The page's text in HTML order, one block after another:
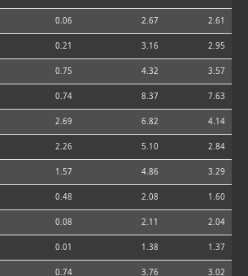
0.06 2.67 2.61
0.21 3.16 2.95
0.75 4.32 3.57
0.74 8.37 7.63
2.69 6.82 4.14
2.26 5.10 2.84
1.57 4.86 3.29
0.48 2.08 1.60
0.08 2.11 2.04
0.01 1.38 1.37
0.74 3.76 3.02